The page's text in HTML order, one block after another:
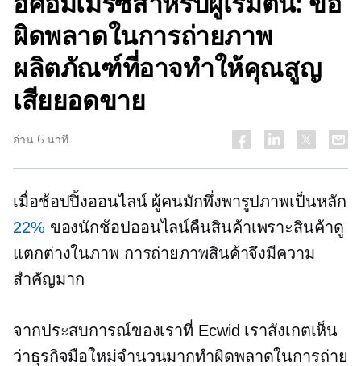
ผิดพลาดในการถ่ายภาพ
ผลิตภัณฑ์ที่อาจทำให้คุณสูญ
เสียยอดขาย
อ่าน 6 นาที
เมื่อช้อปปิ้งออนไลน์ ผู้คนมักพึ่งพารูปภาพเป็นหลัก
22% ของนักช้อปออนไลน์คืนสินค้าเพราะสินค้าดู
แตกต่างในภาพ การถ่ายภาพสินค้าจึงมีความ
สำคัญมาก
จากประสบการณ์ของเราที่ Ecwid เราสังเกตเห็น
ว่าธุรกิจมือใหม่จำนวนมากทำผิดพลาดในการถ่าย